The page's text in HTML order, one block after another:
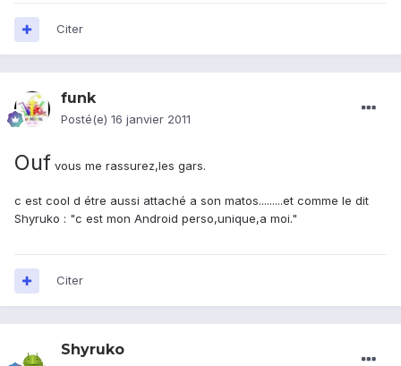
Citer
funk
Posté(e) 16 janvier 2011
Ouf vous me rassurez,les gars.
c est cool d étre aussi attaché a son matos.........et comme le dit
Shyruko : "c est mon Android perso,unique,a moi."
Citer
Shyruko